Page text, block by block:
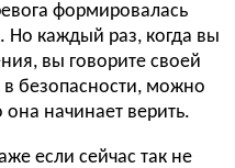
формировалась
Но каждый раз, когда вы
вы говорите своей
в безопасности, можно
она начинает верить.
если сейчас так не